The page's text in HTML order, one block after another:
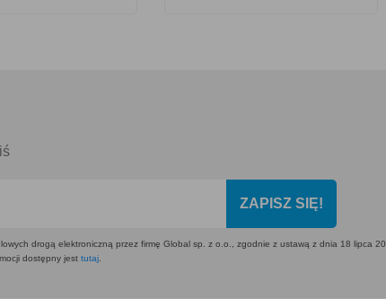
ZAPISZ SIĘ!
drogą elektroniczną przez firmę Global sp. z o.o., zgodnie z ustawą z dnia 18 lipca
dostępny jest tutaj